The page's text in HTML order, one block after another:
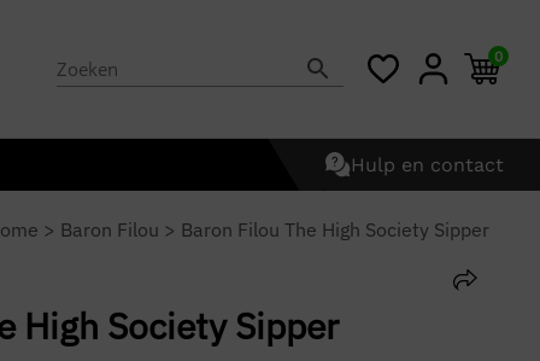
0
Hulp en contact
> Baron Filou > Baron Filou The High Society Sipper
High Society Sipper